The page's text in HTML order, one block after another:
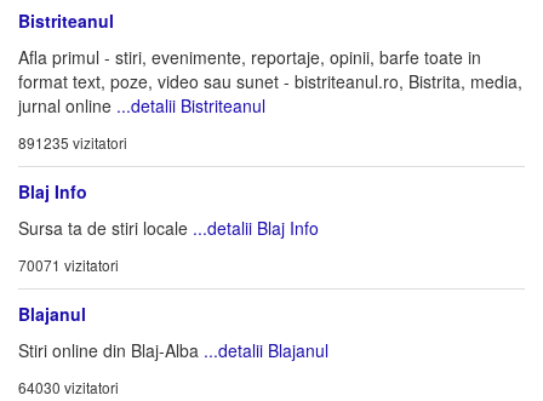
Bistriteanul
Afla primul - stiri, evenimente, reportaje, opinii, barfe toate in
format text, poze, video sau sunet - bistriteanul.ro, Bistrita, media,
jurnal online ...detalii Bistriteanul
891235 vizitatori
Blaj Info
Sursa ta de stiri locale ...detalii Blaj Info
70071 vizitatori
Blajanul
Stiri online din Blaj-Alba ...detalii Blajanul
64030 vizitatori